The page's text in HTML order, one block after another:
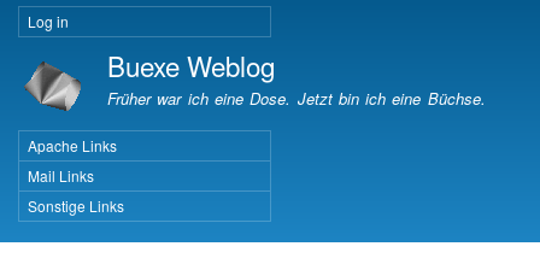
Skip
to
main
content
User
account
menu
Log in
Buexe Weblog
Früher war ich eine Dose. Jetzt bin ich eine Büchse.
Important Pages
Apache Links
Mail Links
Sonstige Links